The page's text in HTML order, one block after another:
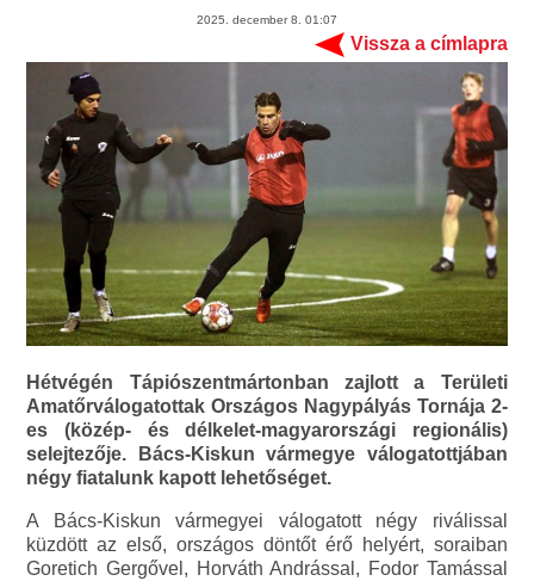
2025. december 8. 01:07
Vissza a címlapra
Hétvégén Tápiószentmártonban zajlott a Területi
Amatőrválogatottak Országos Nagypályás Tornája 2-
es (közép- és délkelet-magyarországi regionális)
selejtezője. Bács-Kiskun vármegye válogatottjában
négy fiatalunk kapott lehetőséget.
A Bács-Kiskun vármegyei válogatott négy riválissal
küzdött az első, országos döntőt érő helyért, soraiban
Goretich Gergővel, Horváth Andrással, Fodor Tamással